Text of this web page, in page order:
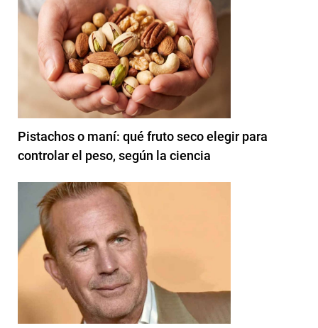
Pistachos o maní: qué fruto seco elegir para
controlar el peso, según la ciencia